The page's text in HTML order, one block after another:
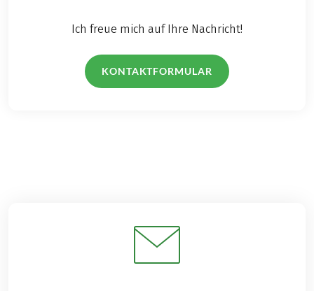
Ich freue mich auf Ihre Nachricht!
KONTAKTFORMULAR